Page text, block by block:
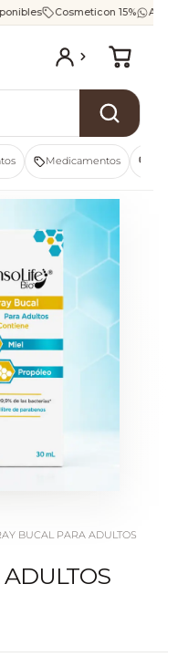
Cosmeticon 15%
Medicamentos
BUCAL PARA ADULTOS